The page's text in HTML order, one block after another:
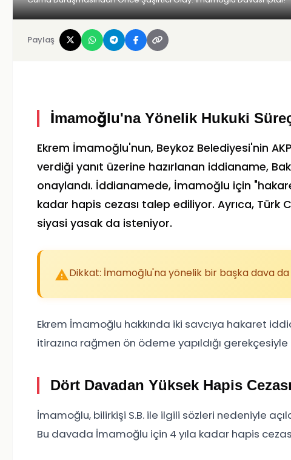
Paylaş
İmamoğlu'na Yönelik Hukuki
Ekrem İmamoğlu'nun, Beykoz Belediyesi'nin
verdiği yanıt üzerine hazırlanan iddianame,
onaylandı. İddianamede, İmamoğlu için
kadar hapis cezası talep ediliyor. Ayrıca, Türk
siyasi yasak da isteniyor.
Dikkat: İmamoğlu'na yönelik bir başka dava da
Ekrem İmamoğlu hakkında iki savcıya hakaret
itirazına rağmen ön ödeme yapıldığı gerekçesiyle
Dört Davadan Yüksek Hapis
İmamoğlu, bilirkişi S.B. ile ilgili sözleri nedeniyle
Bu davada İmamoğlu için 4 yıla kadar hapis